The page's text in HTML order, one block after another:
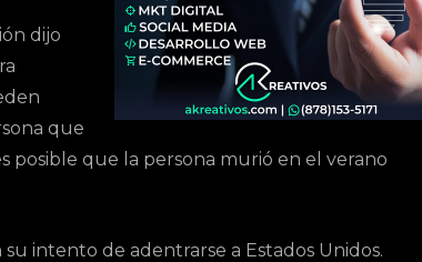
dijo
que
posible que la persona murió en el verano
intento de adentrarse a Estados Unidos.